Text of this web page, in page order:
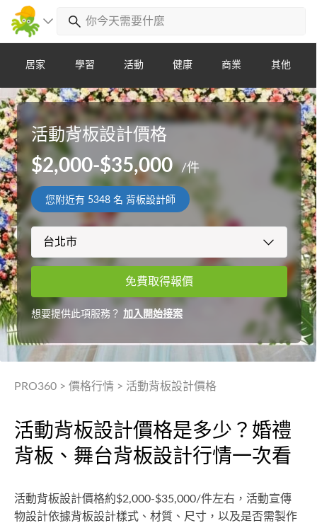
居家 學習 活動 健康 商業 其他
活動背板設計價格
$2,000-$35,000 /件
您附近有 5348 名 背板設計師
免費取得報價
想要提供此項服務？加入開始接案
PRO360 > 價格行情 > 活動背板設計價格
活動背板設計價格是多少？婚禮
背板、舞台背板設計行情一次看
活動背板設計價格約$2,000-$35,000/件左右，活動宣傳
物設計依據背板設計樣式、材質、尺寸，以及是否需製作